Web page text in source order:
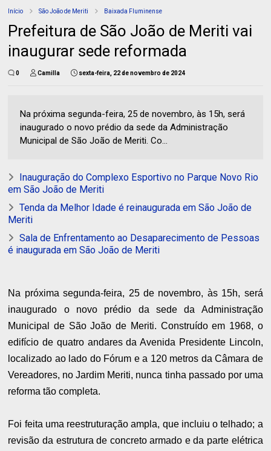
Início São João de Meriti Baixada Fluminense
Prefeitura de São João de Meriti vai
inaugurar sede reformada
0 Camilla sexta-feira, 22 de novembro de 2024
Na próxima segunda-feira, 25 de novembro, às 15h, será
inaugurado o novo prédio da sede da Administração
Municipal de São João de Meriti. Co...
Inauguração do Complexo Esportivo no Parque Novo Rio
em São João de Meriti
Tenda da Melhor Idade é reinaugurada em São João de
Meriti
Sala de Enfrentamento ao Desaparecimento de Pessoas
é inaugurada em São João de Meriti
Na próxima segunda-feira, 25 de novembro, às 15h, será
inaugurado o novo prédio da sede da Administração
Municipal de São João de Meriti. Construído em 1968, o
edifício de quatro andares da Avenida Presidente Lincoln,
localizado ao lado do Fórum e a 120 metros da Câmara de
Vereadores, no Jardim Meriti, nunca tinha passado por uma
reforma tão completa.
Foi feita uma reestruturação ampla, que incluiu o telhado; a
revisão da estrutura de concreto armado e da parte elétrica